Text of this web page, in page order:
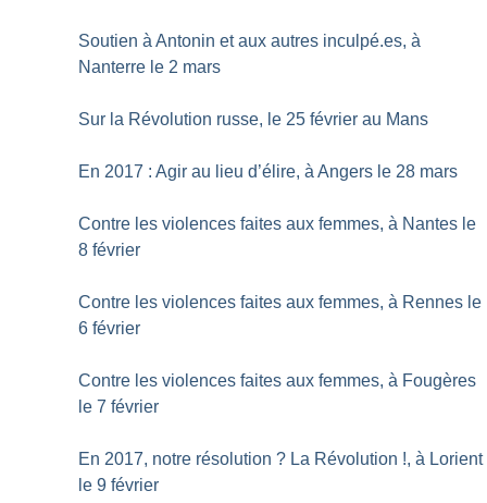
Soutien à Antonin et aux autres inculpé.es, à
Nanterre le 2 mars
Sur la Révolution russe, le 25 février au Mans
En 2017 : Agir au lieu d’élire, à Angers le 28 mars
Contre les violences faites aux femmes, à Nantes le
8 février
Contre les violences faites aux femmes, à Rennes le
6 février
Contre les violences faites aux femmes, à Fougères
le 7 février
En 2017, notre résolution ? La Révolution !, à Lorient
le 9 février